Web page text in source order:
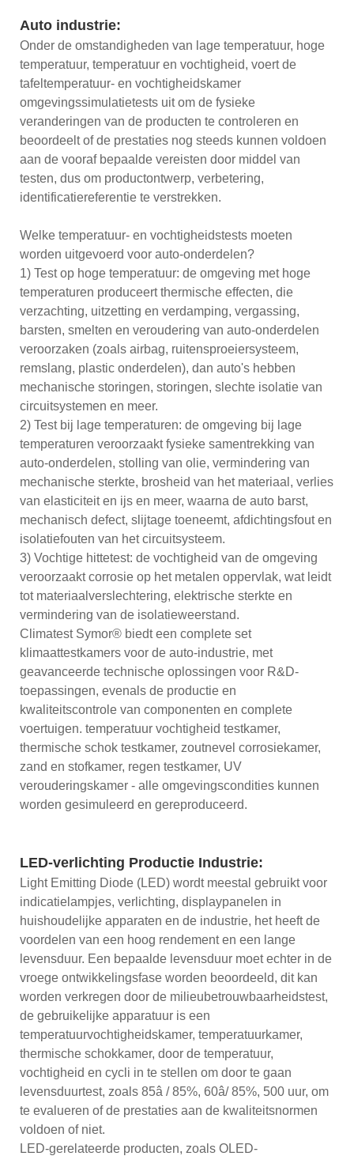
Auto industrie:
Onder de omstandigheden van lage temperatuur, hoge
temperatuur, temperatuur en vochtigheid, voert de
tafeltemperatuur- en vochtigheidskamer
omgevingssimulatietests uit om de fysieke
veranderingen van de producten te controleren en
beoordeelt of de prestaties nog steeds kunnen voldoen
aan de vooraf bepaalde vereisten door middel van
testen, dus om productontwerp, verbetering,
identificatiereferentie te verstrekken.
Welke temperatuur- en vochtigheidstests moeten
worden uitgevoerd voor auto-onderdelen?
1) Test op hoge temperatuur: de omgeving met hoge
temperaturen produceert thermische effecten, die
verzachting, uitzetting en verdamping, vergassing,
barsten, smelten en veroudering van auto-onderdelen
veroorzaken (zoals airbag, ruitensproeiersysteem,
remslang, plastic onderdelen), dan auto's hebben
mechanische storingen, storingen, slechte isolatie van
circuitsystemen en meer.
2) Test bij lage temperaturen: de omgeving bij lage
temperaturen veroorzaakt fysieke samentrekking van
auto-onderdelen, stolling van olie, vermindering van
mechanische sterkte, brosheid van het materiaal, verlies
van elasticiteit en ijs en meer, waarna de auto barst,
mechanisch defect, slijtage toeneemt, afdichtingsfout en
isolatiefouten van het circuitsysteem.
3) Vochtige hittetest: de vochtigheid van de omgeving
veroorzaakt corrosie op het metalen oppervlak, wat leidt
tot materiaalverslechtering, elektrische sterkte en
vermindering van de isolatieweerstand.
Climatest Symor® biedt een complete set
klimaattestkamers voor de auto-industrie, met
geavanceerde technische oplossingen voor R&D-
toepassingen, evenals de productie en
kwaliteitscontrole van componenten en complete
voertuigen. temperatuur vochtigheid testkamer,
thermische schok testkamer, zoutnevel corrosiekamer,
zand en stofkamer, regen testkamer, UV
verouderingskamer - alle omgevingscondities kunnen
worden gesimuleerd en gereproduceerd.
LED-verlichting Productie Industrie:
Light Emitting Diode (LED) wordt meestal gebruikt voor
indicatielampjes, verlichting, displaypanelen in
huishoudelijke apparaten en de industrie, het heeft de
voordelen van een hoog rendement en een lange
levensduur. Een bepaalde levensduur moet echter in de
vroege ontwikkelingsfase worden beoordeeld, dit kan
worden verkregen door de milieubetrouwbaarheidstest,
de gebruikelijke apparatuur is een
temperatuurvochtigheidskamer, temperatuurkamer,
thermische schokkamer, door de temperatuur,
vochtigheid en cycli in te stellen om door te gaan
levensduurtest, zoals 85â / 85%, 60â/ 85%, 500 uur, om
te evalueren of de prestaties aan de kwaliteitsnormen
voldoen of niet.
LED-gerelateerde producten, zoals OLED-